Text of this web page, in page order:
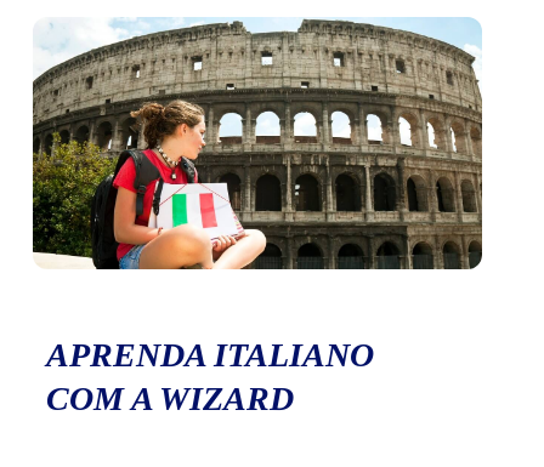
APRENDA ITALIANO
COM A WIZARD